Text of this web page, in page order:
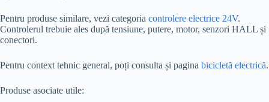
Pentru produse similare, vezi categoria controlere electrice 24V.
Controlerul trebuie ales după tensiune, putere, motor, senzori HALL și
conectori.
Pentru context tehnic general, poți consulta și pagina bicicletă electrică.
Produse asociate utile: